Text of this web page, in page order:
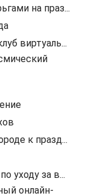
на праз...
виртуаль...
к празд...
уходу за в...
онлайн-